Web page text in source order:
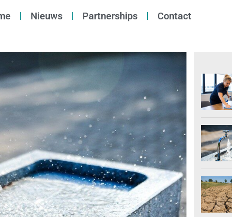
Nieuws Partnerships Contact